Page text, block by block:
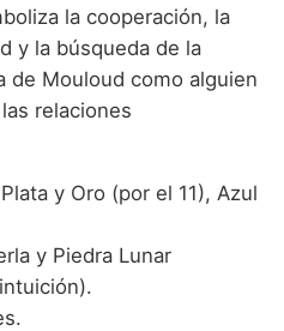
la cooperación, la
y la búsqueda de la
de Mouloud como alguien
relaciones
Plata y Oro (por el 11), Azul
y Piedra Lunar